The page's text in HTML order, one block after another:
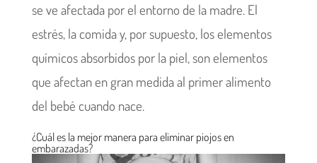
se ve afectada por el entorno de la madre. El
estrés, la comida y, por supuesto, los elementos
químicos absorbidos por la piel, son elementos
que afectan en gran medida al primer alimento
del bebé cuando nace.
¿Cuál es la mejor manera para eliminar piojos en
embarazadas?